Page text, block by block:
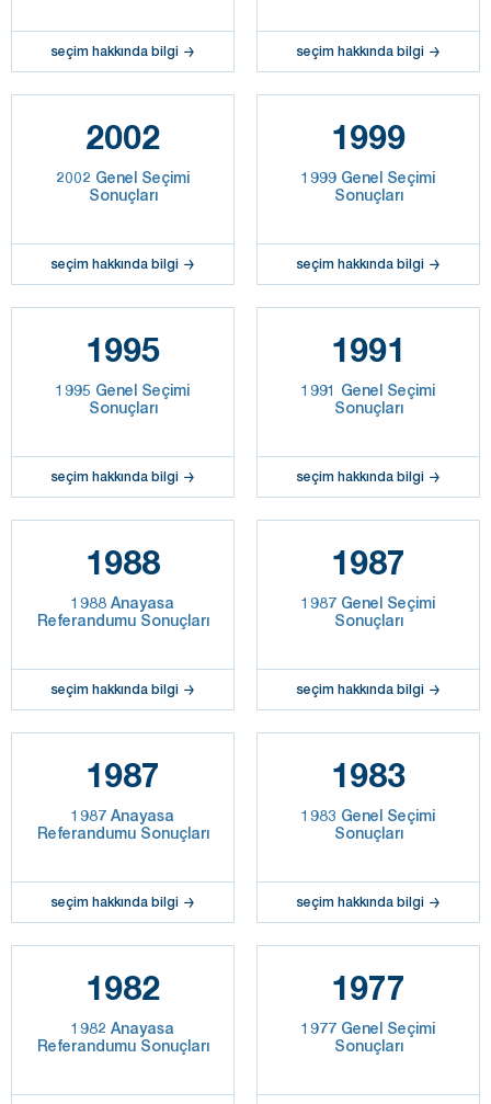
seçim hakkında bilgi seçim hakkında bilgi
2002
2002 Genel Seçimi
Sonuçları
seçim hakkında bilgi
1999
1999 Genel Seçimi
Sonuçları
seçim hakkında bilgi
1995
1995 Genel Seçimi
Sonuçları
seçim hakkında bilgi
1991
1991 Genel Seçimi
Sonuçları
seçim hakkında bilgi
1988
1988 Anayasa
Referandumu Sonuçları
seçim hakkında bilgi
1987
1987 Genel Seçimi
Sonuçları
seçim hakkında bilgi
1987
1987 Anayasa
Referandumu Sonuçları
seçim hakkında bilgi
1983
1983 Genel Seçimi
Sonuçları
seçim hakkında bilgi
1982
1982 Anayasa
Referandumu Sonuçları
1977
1977 Genel Seçimi
Sonuçları